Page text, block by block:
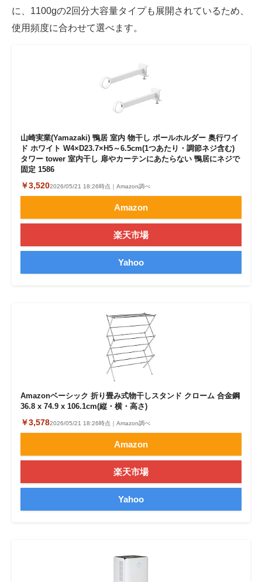
に、1100gの2回分大容量タイプも展開されているため、
使用頻度に合わせて選べます。
山崎実業(Yamazaki) 鴨居 室内 物干し ポールホルダー 奥行ワイ
ド ホワイト W4×D23.7×H5～6.5cm(1つあたり・調節ネジ含む)
タワー tower 室内干し 扉やカーテンにあたらない 鴨居にネジで
固定 1586
￥3,5202026/05/21 18:26時点｜Amazon調べ
Amazon
楽天市場
Yahoo
Amazonベーシック 折り畳み式物干しスタンド クローム 合金鋼
36.8 x 74.9 x 106.1cm(縦・横・高さ)
￥3,5782026/05/21 18:26時点｜Amazon調べ
Amazon
楽天市場
Yahoo